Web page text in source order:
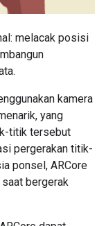
melacak posisi
kamera
yang
titik tersebut
pergerakan titik-
ponsel, ARCore
bergerak